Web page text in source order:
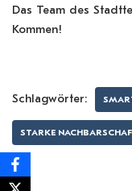
Das Team des
Kommen!
Schlagwörter:
STARKE